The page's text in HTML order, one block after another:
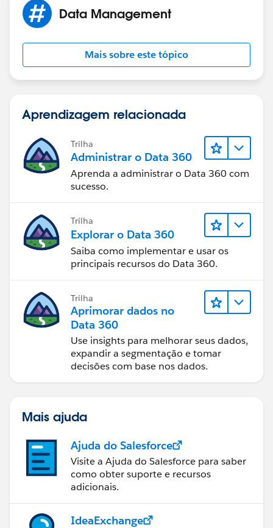
Data Management
Mais sobre este tópico
Aprendizagem relacionada
Trilha
Administrar o Data 360
Aprenda a administrar o Data 360 com
sucesso.
Trilha
Explorar o Data 360
Saiba como implementar e usar os
principais recursos do Data 360.
Trilha
Aprimorar dados no
Data 360
Use insights para melhorar seus dados,
expandir a segmentação e tomar
decisões com base nos dados.
Mais ajuda
Ajuda do Salesforce
Visite a Ajuda do Salesforce para saber
como obter suporte e recursos
adicionais.
IdeaExchange